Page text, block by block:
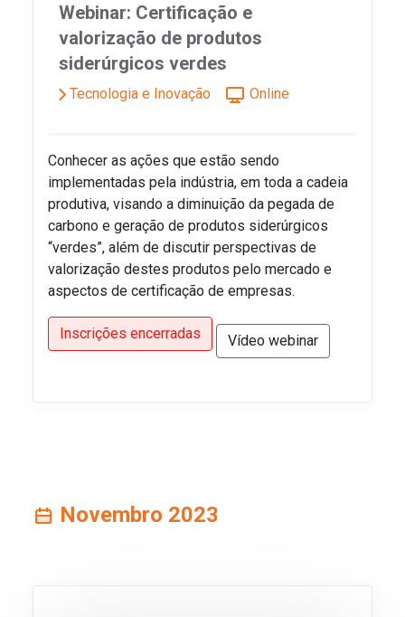
Webinar: Certificação e
valorização de produtos
siderúrgicos verdes
Tecnologia e Inovação Online
Conhecer as ações que estão sendo
implementadas pela indústria, em toda a cadeia
produtiva, visando a diminuição da pegada de
carbono e geração de produtos siderúrgicos
“verdes”, além de discutir perspectivas de
valorização destes produtos pelo mercado e
aspectos de certificação de empresas.
Inscrições encerradas Vídeo webinar
Novembro 2023